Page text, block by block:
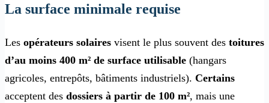
La surface minimale requise
Les opérateurs solaires visent le plus souvent des toitures
d’au moins 400 m² de surface utilisable (hangars
agricoles, entrepôts, bâtiments industriels). Certains
acceptent des dossiers à partir de 100 m², mais une